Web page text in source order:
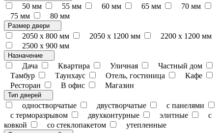
50 мм 55 мм 60 мм 65 мм
70 мм
75 мм
80 мм
Размер двери
2050 x 800 мм 2050 x 1200 мм
2200 x 1200 мм
2500 х 900 мм
Назначение
Дача Квартира Уличная
Частный дом
Тамбур
Таунхаус Отель, гостиница
Кафе
Ресторан
В офис Магазин
Тип дверей
одностворчатые двустворчатые
с панелями
с терморазрывом
двухконтурные элитные
с
ковкой
со стеклопакетом утепленные